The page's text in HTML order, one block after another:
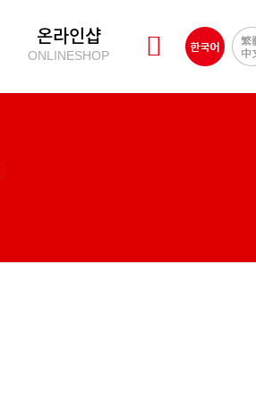
온라인샵
ONLINESHOP